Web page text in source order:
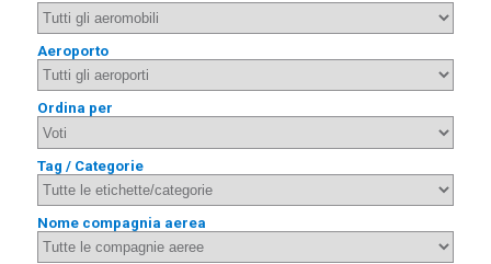
Aeroporto
Ordina per
Tag / Categorie
Nome compagnia aerea